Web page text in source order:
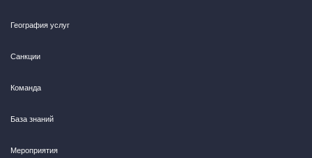
География услуг
Санкции
Команда
База знаний
Мероприятия